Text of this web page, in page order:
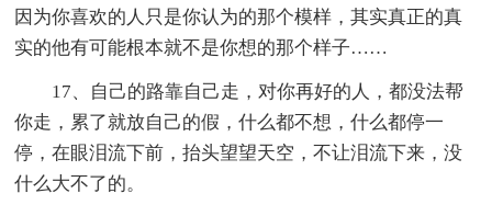
因为你喜欢的人只是你认为的那个模样，其实真正的真
实的他有可能根本就不是你想的那个样子……
17、自己的路靠自己走，对你再好的人，都没法帮
你走，累了就放自己的假，什么都不想，什么都停一
停，在眼泪流下前，抬头望望天空，不让泪流下来，没
什么大不了的。